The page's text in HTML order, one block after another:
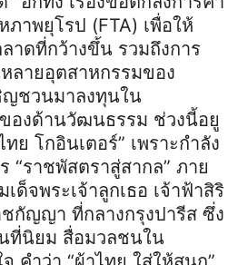
ภาพยุโรป (FTA) เพื่อให้
าดที่กว้างขึ้น รวมถึงการ
ลายอุตสาหกรรมของ
ญชวนมาลงทุนใน
องด้านวัฒนธรรม ช่วงนี้อยู
ย โกอินเตอร์” เพราะกำลัง
“ราชพัสตราสู่สากล” ภาย
ด็จพระเจ้าลูกเธอ เจ้าฟ้าสิริ
กัญญา ที่กลางกรุงปารีส ซึ่ง
นที่นิยม สื่อมวลชนใน